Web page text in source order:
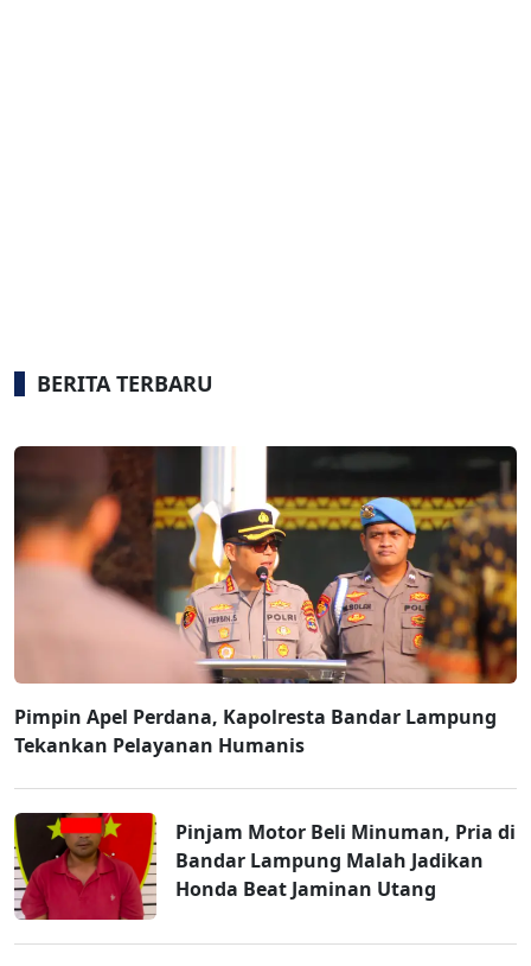
BERITA TERBARU
Pimpin Apel Perdana, Kapolresta Bandar Lampung
Tekankan Pelayanan Humanis
Pinjam Motor Beli Minuman, Pria di
Bandar Lampung Malah Jadikan
Honda Beat Jaminan Utang